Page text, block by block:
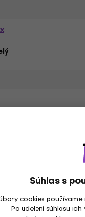
Súhlas s
cookies
Po udelení súhlasu
bavlna